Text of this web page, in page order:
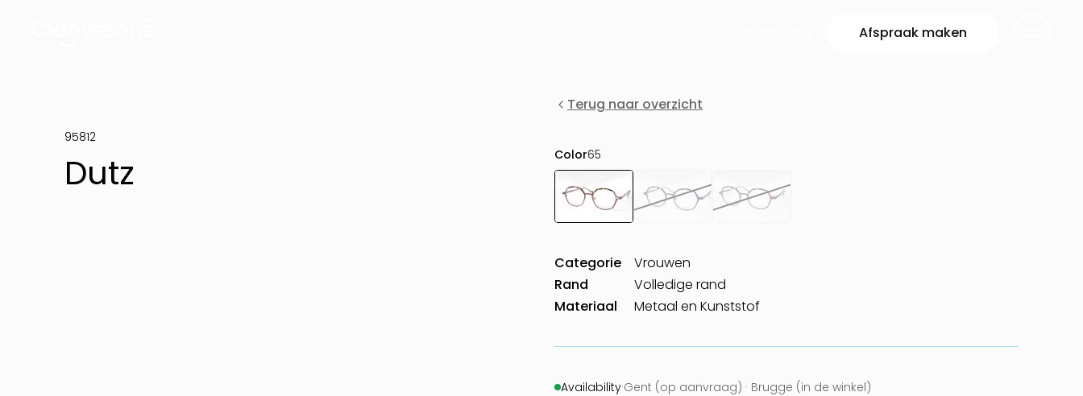
Afspraak maken
95812
Dutz
Terug naar overzicht
Color65
Categorie
Vrouwen
Rand
Volledige rand
Materiaal
Metaal en Kunststof
Availability·Gent (op aanvraag) · Brugge (in de winkel)